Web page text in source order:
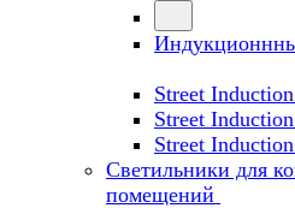
Street
Street
Street
Светильники для
помещений